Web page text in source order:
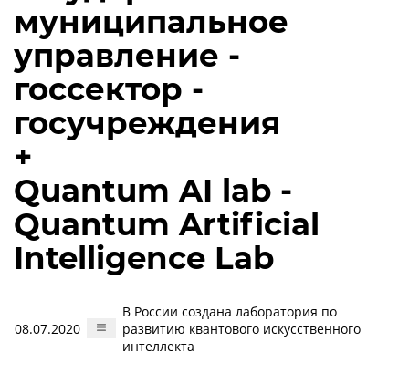
муниципальное
управление -
госсектор -
госучреждения
+
Quantum AI lab -
Quantum Artificial
Intelligence Lab
08.07.2020
В России создана лаборатория по
развитию квантового искусственного
интеллекта